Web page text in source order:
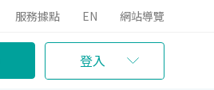
服務據點 EN 網站導覽
登入